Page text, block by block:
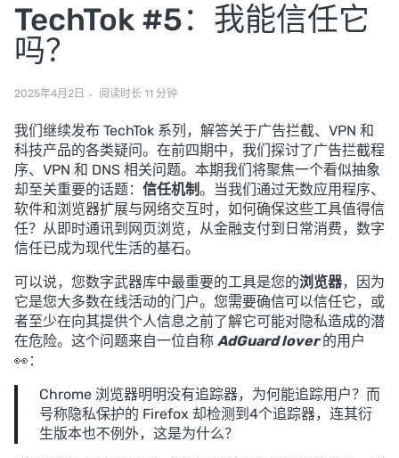
TechTok #5：我能信任它
吗？
2025年4月2日 阅读时长 11 分钟
我们继续发布 TechTok 系列，解答关于广告拦截、VPN 和
科技产品的各类疑问。在前四期中，我们探讨了广告拦截程
序、VPN 和 DNS 相关问题。本期我们将聚焦一个看似抽象
却至关重要的话题： 信任机制。当我们通过无数应用程序、
软件和浏览器扩展与网络交互时，如何确保这些工具值得信
任？从即时通讯到网页浏览，从金融支付到日常消费，数字
信任已成为现代生活的基石。
可以说，您数字武器库中最重要的工具是您的浏览器，因为
它是您大多数在线活动的门户。您需要确信可以信任它，或
者至少在向其提供个人信息之前了解它可能对隐私造成的潜
在危险。这个问题来自一位自称 AdGuard lover的用户
👀：
Chrome 浏览器明明没有追踪器，为何能追踪用户？而
号称隐私保护的 Firefox 却检测到4个追踪器，连其衍
生版本也不例外，这是为什么？